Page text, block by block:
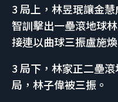
3 局上，林昱珉讓金
智訓擊出一壘滾地球
接連以曲球三振盧施
3 局下，林家正二壘
局，林子偉被三振。